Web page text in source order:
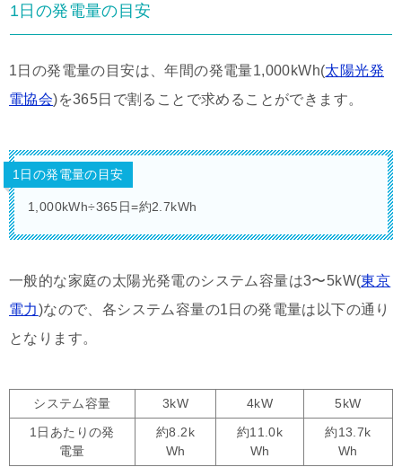
1日の発電量の目安
1日の発電量の目安は、年間の発電量1,000kWh(太陽光発
電協会)を365日で割ることで求めることができます。
1日の発電量の目安
1,000kWh÷365日=約2.7kWh
一般的な家庭の太陽光発電のシステム容量は3〜5kW(東京
電力)なので、各システム容量の1日の発電量は以下の通り
となります。
システム容量 3kW 4kW
5kW
1日あたりの発
電量
約8.2k
Wh
約11.0k
Wh
約13.7k
Wh